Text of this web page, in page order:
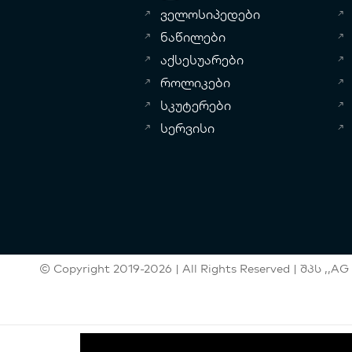
ველოსიპედები
ნაწილები
აქსესუარები
როლიკები
სკუტერები
სერვისი
© Copyright 2019-2026 | All Rights Reserved | შპს